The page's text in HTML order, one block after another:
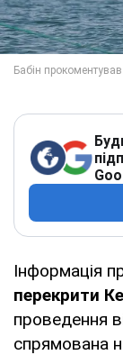
Інформація
перекрити
проведення
спрямована